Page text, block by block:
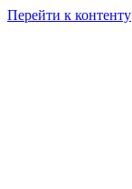
Перейти к контенту